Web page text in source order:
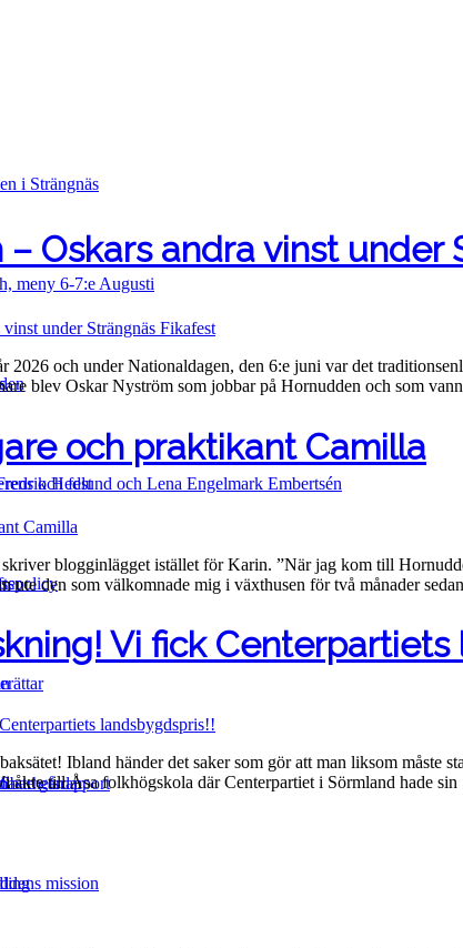
i Strängnäs
meny 6-7:e Augusti
och fest
Hedlund och Lena Engelmark Embertsén
gårdar
mission
Oskars andra vinst under
2026 och under Nationaldagen, den 6:e juni var det
blev Oskar Nyström som jobbar på Hornudden och som
och praktikant Camilla
blogginlägget istället för Karin. ”När jag kom till
ute den som välkomnade mig i växthusen för två månader
Vi fick Centerpartiets
Ibland händer det saker som gör att man liksom
åkte till Åsa folkhögskola där Centerpartiet i Sörmland hade